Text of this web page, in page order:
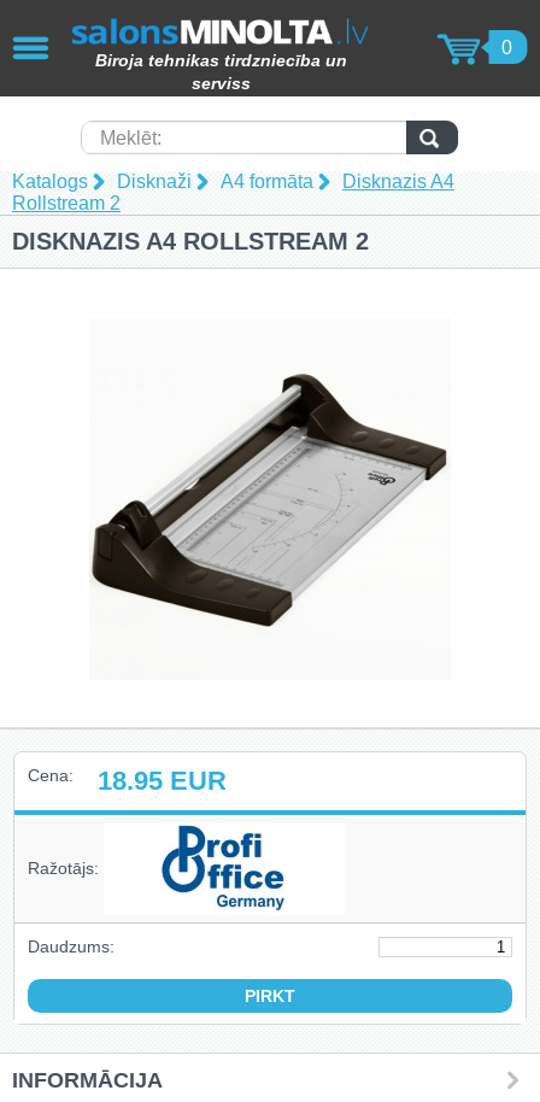
Biroja tehnikas tirdzniecība un
serviss
0
Meklēt:
Katalogs Disknaži A4 formāta
Disknazis A4
Rollstream 2
DISKNAZIS A4 ROLLSTREAM 2
Cena: 18.95 EUR
Ražotājs:
Daudzums:
INFORMĀCIJA
AIZVĒRT
KOPĒTĀJI / PRINTERI / SKENERI
(49)
Papīra smalcinātāji (62)
Laminēšanas iekārtas (15)
Iesiešanas tehnika (17)
Papīra produkcija (82)
Laminēšanas kabatiņas (15)
Izejmateriāli iesiešanai (6)
Ekrāni (2)
Fotorāmji (4)
Aizsarglīdzekļi (3)
Piederumi rakstīšanai un zīmēšanai
(4)